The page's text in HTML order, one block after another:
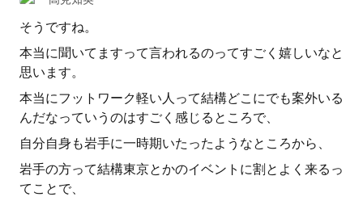
そうですね。
本当に聞いてますって言われるのってすごく嬉しいなと
思います。
本当にフットワーク軽い人って結構どこにでも案外いる
んだなっていうのはすごく感じるところで、
自分自身も岩手に一時期いたったようなところから、
岩手の方って結構東京とかのイベントに割とよく来るっ
てことで、